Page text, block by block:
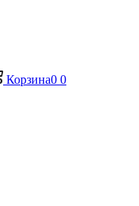
Корзина0 0